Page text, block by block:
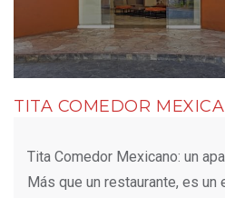
TITA COMEDOR
Tita Comedor Mexicano: un
Más que un restaurante, es un